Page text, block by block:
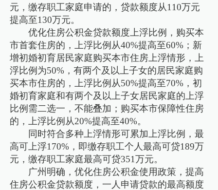
元，缴存职工家庭申请的，贷款额度从110万元
提高至130万元。
优化住房公积金贷款额度上浮比例，购买本
市首套住房的，上浮比例从40%提高至60%；新
增初婚初育居民家庭购买本市住房上浮情形，上
浮比例为50%，有两个及以上子女的居民家庭购
买本市住房的，上浮比例从50%提高至70%，初
婚初育家庭和有两个及以上子女居民家庭的上浮
比例需二选一，不能叠加；购买本市保障性住房
的，上浮比例从20%提高至40%。
同时符合多种上浮情形可累加上浮比例，最
高可上浮170%，即缴存职工个人最高可贷189万
元，缴存职工家庭最高可贷351万元。
广州明确，优化住房公积金使用政策，提高
住房公积金贷款额度，一人申请贷款的最高额度